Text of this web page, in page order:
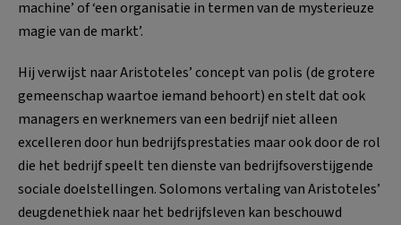
machine’ of ‘een organisatie in termen van de mysterieuze
magie van de markt’.
Hij verwijst naar Aristoteles’ concept van polis (de grotere
gemeenschap waartoe iemand behoort) en stelt dat ook
managers en werknemers van een bedrijf niet alleen
excelleren door hun bedrijfsprestaties maar ook door de rol
die het bedrijf speelt ten dienste van bedrijfsoverstijgende
sociale doelstellingen. Solomons vertaling van Aristoteles’
deugdenethiek naar het bedrijfsleven kan beschouwd